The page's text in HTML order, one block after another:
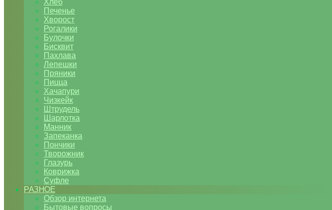
Хлеб
Печенье
Хворост
Рогалики
Булочки
Бисквит
Пахлава
Лепешки
Пряники
Пицца
Хачапури
Чизкейк
Штрудель
Шарлотка
Манник
Запеканка
Пончики
Творожник
Глазурь
Коврижка
Суфле
РАЗНОЕ
Обзор интернета
Бытовые вопросы